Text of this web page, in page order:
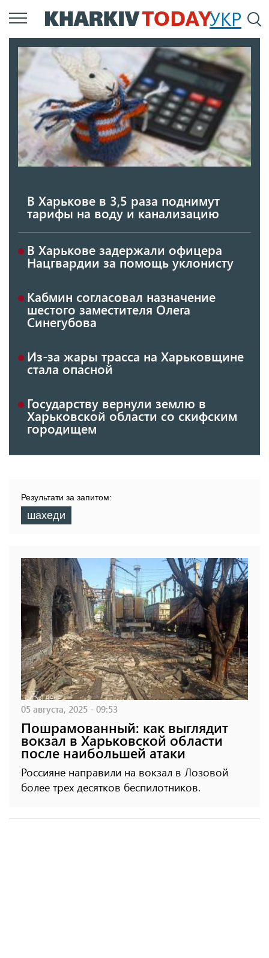
Перейти
к
содержанию
УКР
В Харькове в 3,5 раза поднимут
тарифы на воду и канализацию
В Харькове задержали офицера
Нацгвардии за помощь уклонисту
Кабмин согласовал назначение
шестого заместителя Олега
Синегубова
Из-за жары трасса на Харьковщине
стала опасной
Государству вернули землю в
Харьковской области со скифским
городищем
Результати за запитом:
шахеди
05 августа, 2025 - 09:53
Пошрамованный: как выглядит
вокзал в Харьковской области
после наибольшей атаки
Россияне направили на вокзал в Лозовой
более трех десятков беспилотников.